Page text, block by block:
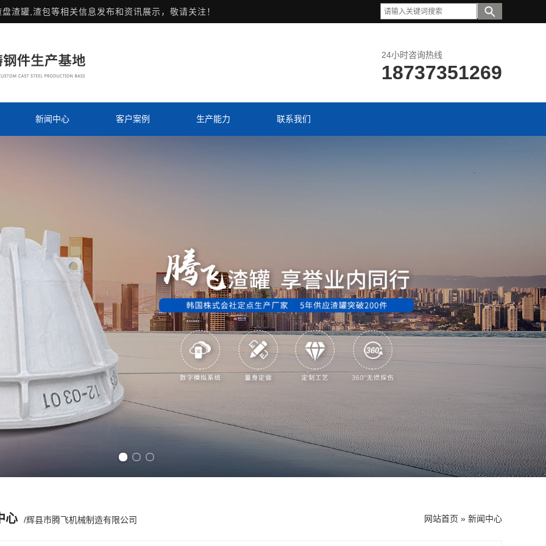
盘渣罐,渣包等相关信息发布和资讯展示，敬请关注！
24小时咨询热线
18737351269
新闻中心 客户案例 生产能力 联系我们
心 /辉县市腾飞机械制造有限公司 网站首页 » 新闻中心